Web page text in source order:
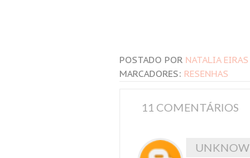
POSTADO POR NATALIA EIRAS
MARCADORES: RESENHAS
11 COMENTÁRIOS